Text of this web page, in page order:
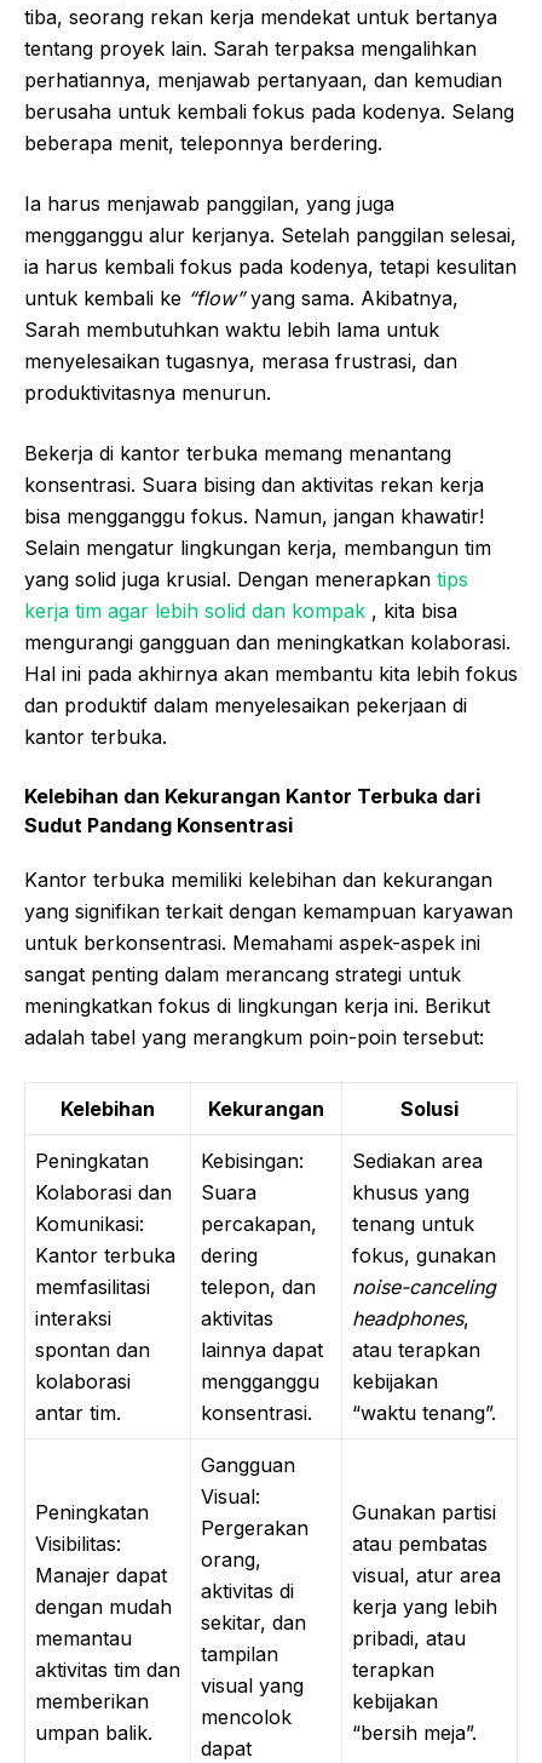
tiba, seorang rekan kerja mendekat untuk bertanya
tentang proyek lain. Sarah terpaksa mengalihkan
perhatiannya, menjawab pertanyaan, dan kemudian
berusaha untuk kembali fokus pada kodenya. Selang
beberapa menit, teleponnya berdering.
Ia harus menjawab panggilan, yang juga
mengganggu alur kerjanya. Setelah panggilan selesai,
ia harus kembali fokus pada kodenya, tetapi kesulitan
untuk kembali ke “flow”yang sama. Akibatnya,
Sarah membutuhkan waktu lebih lama untuk
menyelesaikan tugasnya, merasa frustrasi, dan
produktivitasnya menurun.
Bekerja di kantor terbuka memang menantang
konsentrasi. Suara bising dan aktivitas rekan kerja
bisa mengganggu fokus. Namun, jangan khawatir!
Selain mengatur lingkungan kerja, membangun tim
yang solid juga krusial. Dengan menerapkan tips
kerja tim agar lebih solid dan kompak , kita bisa
mengurangi gangguan dan meningkatkan kolaborasi.
Hal ini pada akhirnya akan membantu kita lebih fokus
dan produktif dalam menyelesaikan pekerjaan di
kantor terbuka.
Kelebihan dan Kekurangan Kantor Terbuka dari
Sudut Pandang Konsentrasi
Kantor terbuka memiliki kelebihan dan kekurangan
yang signifikan terkait dengan kemampuan karyawan
untuk berkonsentrasi. Memahami aspek-aspek ini
sangat penting dalam merancang strategi untuk
meningkatkan fokus di lingkungan kerja ini. Berikut
adalah tabel yang merangkum poin-poin tersebut:
Kelebihan Kekurangan Solusi
Peningkatan
Kolaborasi dan
Komunikasi:
Kantor terbuka
memfasilitasi
interaksi
spontan dan
kolaborasi
antar tim.
Kebisingan:
Suara
percakapan,
dering
telepon, dan
aktivitas
lainnya dapat
mengganggu
konsentrasi.
Sediakan area
khusus yang
tenang untuk
fokus, gunakan
noise-canceling
headphones,
atau terapkan
kebijakan
“waktu tenang”.
Peningkatan
Visibilitas:
Manajer dapat
dengan mudah
memantau
aktivitas tim dan
memberikan
umpan balik.
Gangguan
Visual:
Pergerakan
orang,
aktivitas di
sekitar, dan
tampilan
visual yang
mencolok
dapat
Gunakan partisi
atau pembatas
visual, atur area
kerja yang lebih
pribadi, atau
terapkan
kebijakan
“bersih meja”.